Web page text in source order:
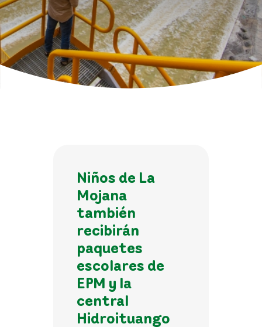
Niños de La
Mojana
también
recibirán
paquetes
escolares de
EPM y la
central
Hidroituango